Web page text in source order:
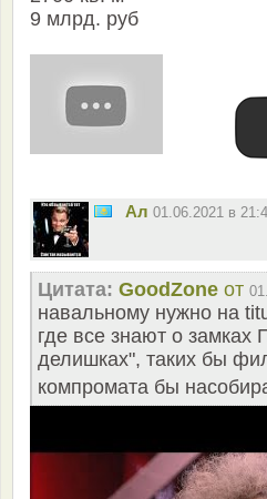
9 млрд. руб
Ал 01.06.2021 в
Цитата: GoodZone от
навальному нужно на
где все знают о замках
делишках", таких бы
компромата бы